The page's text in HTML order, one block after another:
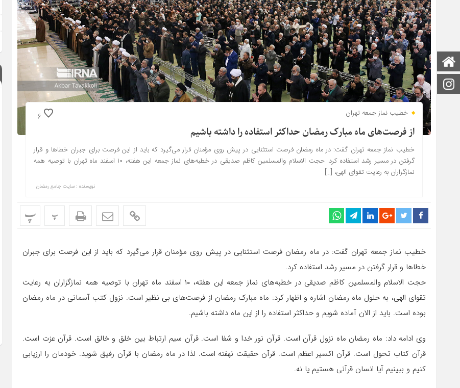
صفحه اصلی
اینستاگرام
6 خطیب نماز جمعه تهران
از فرصت‌های ماه مبارک رمضان حداکثر استفاده را داشته باشیم
خطیب نماز جمعه تهران گفت: در ماه رمضان فرصت استثنایی در پیش روی مؤمنان قرار می‌گیرد که باید از این فرصت برای جبران خطاها و قرار
گرفتن در مسیر رشد استفاده کرد. حجت الاسلام والمسلمین کاظم صدیقی در خطبه‌های نماز جمعه این هفته، ۱۰ اسفند ماه تهران با توصیه همه
نمازگزاران به رعایت تقوای الهی، […]
نویسنده : سایت جامع رمضان
پ پ
خطیب نماز جمعه تهران گفت: در ماه رمضان فرصت استثنایی در پیش روی مؤمنان قرار می‌گیرد که باید از این فرصت برای جبران
خطاها و قرار گرفتن در مسیر رشد استفاده کرد.
حجت الاسلام والمسلمین کاظم صدیقی در خطبه‌های نماز جمعه این هفته، ۱۰ اسفند ماه تهران با توصیه همه نمازگزاران به رعایت
تقوای الهی، به حلول ماه رمضان اشاره و اظهار کرد: ماه مبارک رمضان از فرصت‌های بی نظیر است. نزول کتب آسمانی در ماه رمضان
بوده است. باید از الان آماده شویم و حداکثر استفاده را از این ماه داشته باشیم.
وی ادامه داد: ماه رمضان ماه نزول قرآن است. قرآن نور خدا و شفا است. قرآن سیم ارتباط بین خلق و خالق است. قرآن عزت است.
قرآن کتاب تحول است. قرآن اکسیر اعظم است. قرآن حقیقت نهفته است. لذا در ماه رمضان با قرآن رفیق شوید. خودمان را ارزیابی
کنیم و ببینیم آیا انسان قرآنی هستیم یا نه.